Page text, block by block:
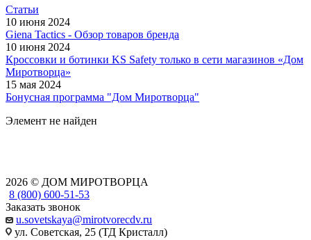
Статьи
10 июня 2024
Giena Tactics - Обзор товаров бренда
10 июня 2024
Кроссовки и ботинки KS Safety только в сети магазинов «Дом
Миротворца»
15 мая 2024
Бонусная программа "Дом Миротворца"
Элемент не найден
2026 © ДОМ МИРОТВОРЦА
8 (800) 600-51-53
Заказать звонок
u.sovetskaya@mirotvorecdv.ru
ул. Советская, 25 (ТД Кристалл)